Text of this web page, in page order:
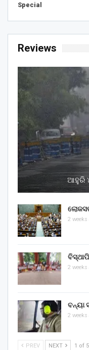
Special
Reviews
ଆହୁରି
2 weeks
2 weeks
ବନ୍ୟା
2 weeks
PREV NEXT 1 of